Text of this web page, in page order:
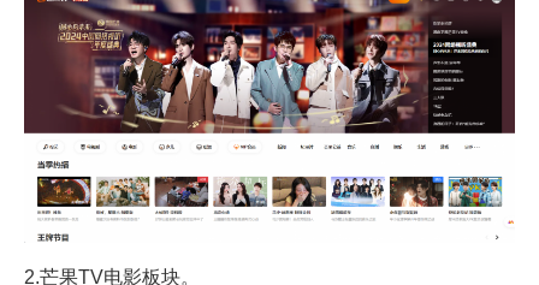
2.芒果TV电影板块。